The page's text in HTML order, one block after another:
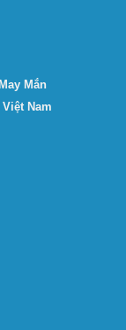
Mắn
Nam